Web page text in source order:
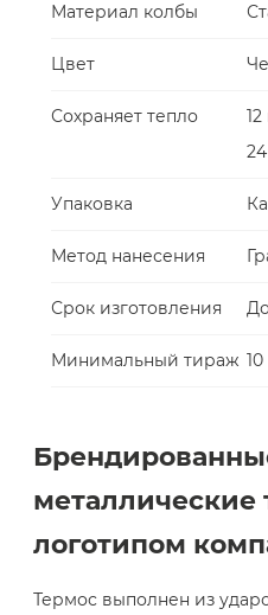
Материал колбы
Цвет
Сохраняет тепло
Упаковка
Метод нанесения
Срок изготовления
Минимальный тираж
металлические
логотипом
Термос выполнен из